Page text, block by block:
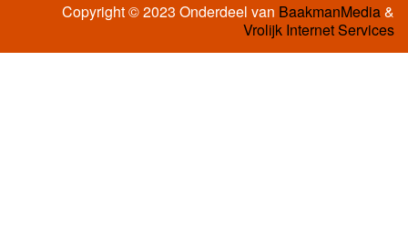
Copyright © 2023 Onderdeel van BaakmanMedia&
Vrolijk Internet Services